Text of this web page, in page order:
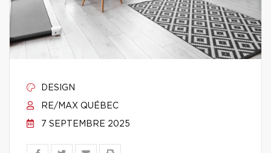
DESIGN
RE/MAX QUÉBEC
7 SEPTEMBRE 2025